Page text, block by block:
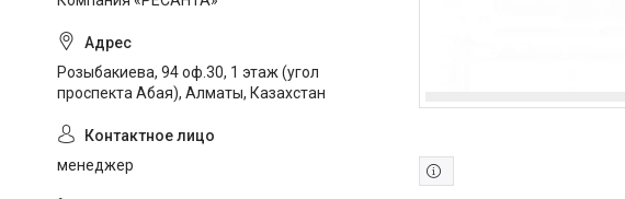
Розыбакиева, 94 оф.30, 1 этаж (угол
проспекта Абая), Алматы, Казахстан
менеджер